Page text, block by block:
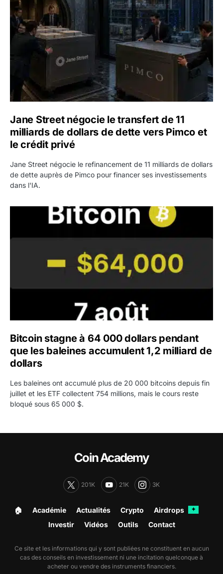
Jane Street négocie le transfert de 11
milliards de dollars de dette vers Pimco et
le crédit privé
Jane Street négocie le refinancement de 11 milliards de dollars
de dette auprès de Pimco pour financer ses investissements
dans l'IA.
Bitcoin stagne à 64 000 dollars pendant que les
Bitcoin stagne à 64 000 dollars pendant
que les baleines accumulent 1,2 milliard de
dollars
Les baleines ont accumulé plus de 20 000 bitcoins depuis fin
juillet et les ETF collectent 754 millions, mais le cours reste
bloqué sous 65 000 $.
Coin Academy
201K 21K 3K
🏠︎ Académie Actualités Crypto Airdrops ✦
Investir Vidéos Outils Contact
Ce site et les informations qui y sont publiées ne constituent en aucun
cas des conseils en investissement ni une incitation quelconque à
acheter ou vendre des instruments financiers.